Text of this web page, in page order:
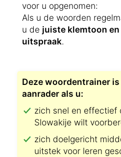
voor u opgenomen:
Als u de woorden
u de juiste klemtoon
uitspraak.
Deze woordentrainer
aanrader als u:
zich snel en effectief
Slowakije wilt
zich doelgericht
uitstek voor leren